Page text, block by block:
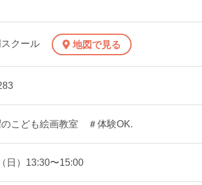
おります
クール 地図で見る
のこども絵画教室 ＃体験OK.
日）13:30〜15:00